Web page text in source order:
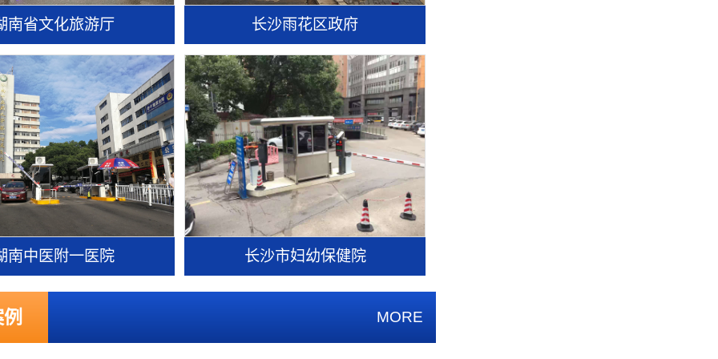
南省文化旅游厅 长沙雨花区政府
南中医附一医院 长沙市妇幼保健院
MORE